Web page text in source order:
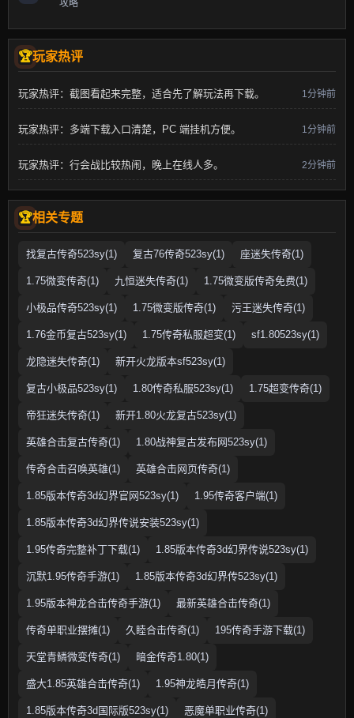
攻略
玩家热评
玩家热评：截图看起来完整，适合先了解玩法再下载。 1分钟前
玩家热评：多端下载入口清楚，PC 端挂机方便。 1分钟前
玩家热评：行会战比较热闹，晚上在线人多。 2分钟前
相关专题
找复古传奇523sy(1) 复古76传奇523sy(1) 座迷失传奇(1)
1.75微变传奇(1) 九恒迷失传奇(1) 1.75微变版传奇免费(1)
小极品传奇523sy(1) 1.75微变版传奇(1) 污王迷失传奇(1)
1.76金币复古523sy(1) 1.75传奇私服超变(1) sf1.80523sy(1)
龙隐迷失传奇(1) 新开火龙版本sf523sy(1)
复古小极品523sy(1) 1.80传奇私服523sy(1) 1.75超变传奇(1)
帝狂迷失传奇(1) 新开1.80火龙复古523sy(1)
英雄合击复古传奇(1) 1.80战神复古发布网523sy(1)
传奇合击召唤英雄(1) 英雄合击网页传奇(1)
1.85版本传奇3d幻界官网523sy(1) 1.95传奇客户端(1)
1.85版本传奇3d幻界传说安装523sy(1)
1.95传奇完整补丁下载(1) 1.85版本传奇3d幻界传说523sy(1)
沉默1.95传奇手游(1) 1.85版本传奇3d幻界传523sy(1)
1.95版本神龙合击传奇手游(1) 最新英雄合击传奇(1)
传奇单职业摆摊(1) 久睦合击传奇(1) 195传奇手游下载(1)
天堂青鳞微变传奇(1) 暗金传奇1.80(1)
盛大1.85英雄合击传奇(1) 1.95神龙皓月传奇(1)
1.85版本传奇3d国际版523sy(1) 恶魔单职业传奇(1)